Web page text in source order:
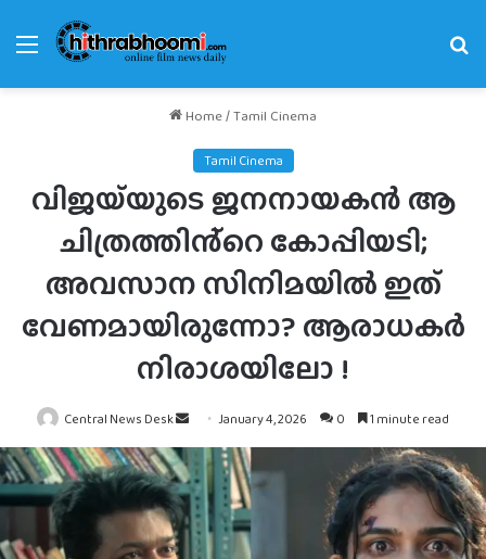
Menu
Home/Tamil Cinema
Tamil Cinema
വിജയ്‌യുടെ ജനനായകൻ ആ
ചിത്രത്തിൻ്റെ കോപ്പിയടി;
അവസാന സിനിമയിൽ ഇത്
വേണമായിരുന്നോ? ആരാധകർ
നിരാശയിലോ !
Central News Desk
Send
an
email
January 4, 2026 0 1 minute read